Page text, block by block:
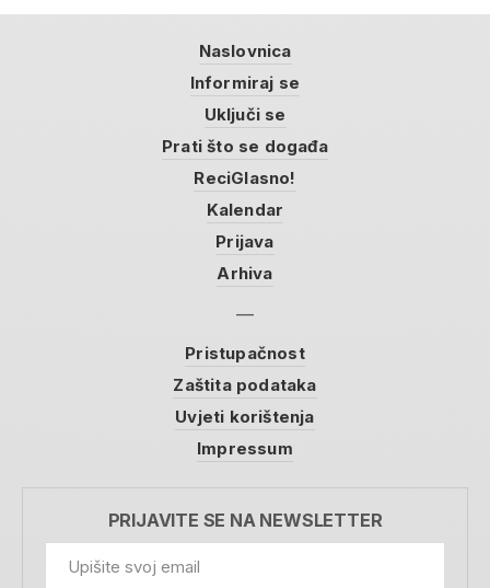
Naslovnica
Informiraj se
Uključi se
Prati što se događa
ReciGlasno!
Kalendar
Prijava
Arhiva
Pristupačnost
Zaštita podataka
Uvjeti korištenja
Impressum
PRIJAVITE SE NA NEWSLETTER